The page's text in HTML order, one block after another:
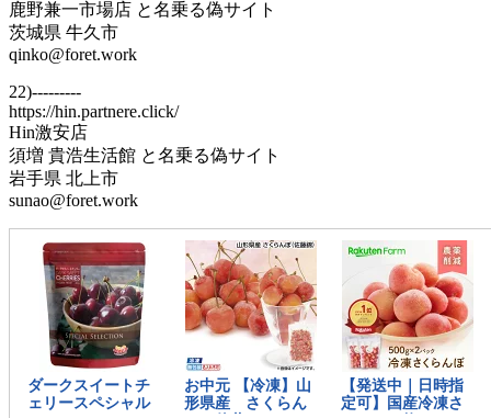
鹿野兼一市場店 と名乗る偽サイト
茨城県 牛久市
qinko@foret.work
22)---------
https://hin.partnere.click/
Hin激安店
須増 貴浩生活館 と名乗る偽サイト
岩手県 北上市
sunao@foret.work